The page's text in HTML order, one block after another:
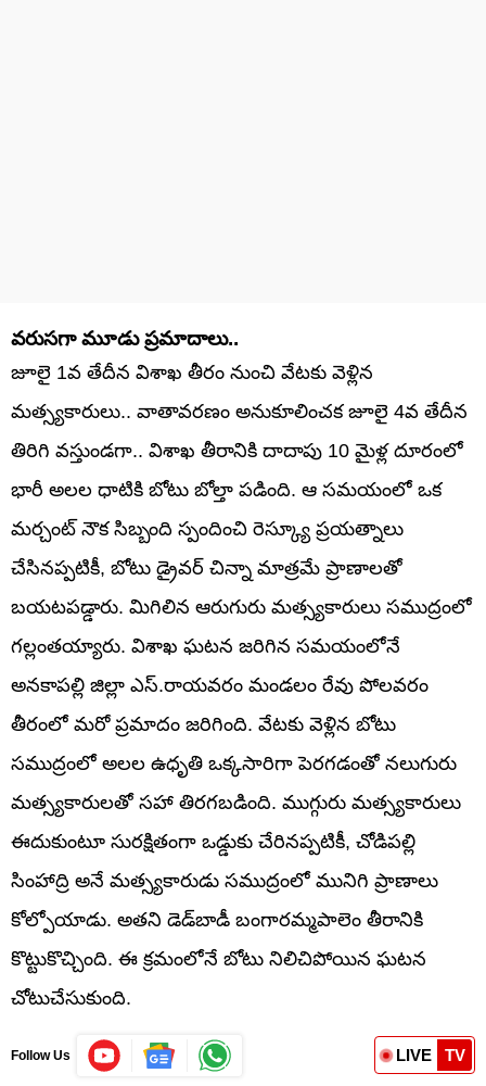
వరుసగా మూడు ప్రమాదాలు..
జూలై 1వ తేదీన విశాఖ తీరం నుంచి వేటకు వెళ్లిన
మత్స్యకారులు.. వాతావరణం అనుకూలించక జూలై 4వ తేదీన
తిరిగి వస్తుండగా.. విశాఖ తీరానికి దాదాపు 10 మైళ్ల దూరంలో
భారీ అలల ధాటికి బోటు బోల్తా పడింది. ఆ సమయంలో ఒక
మర్చంట్ నౌక సిబ్బంది స్పందించి రెస్క్యూ ప్రయత్నాలు
చేసినప్పటికీ, బోటు డ్రైవర్ చిన్నా మాత్రమే ప్రాణాలతో
బయటపడ్డారు. మిగిలిన ఆరుగురు మత్స్యకారులు సముద్రంలో
గల్లంతయ్యారు. విశాఖ ఘటన జరిగిన సమయంలోనే
అనకాపల్లి జిల్లా ఎస్.రాయవరం మండలం రేవు పోలవరం
తీరంలో మరో ప్రమాదం జరిగింది. వేటకు వెళ్లిన బోటు
సముద్రంలో అలల ఉధృతి ఒక్కసారిగా పెరగడంతో నలుగురు
మత్స్యకారులతో సహా తిరగబడింది. ముగ్గురు మత్స్యకారులు
ఈదుకుంటూ సురక్షితంగా ఒడ్డుకు చేరినప్పటికీ, చోడిపల్లి
సింహాద్రి అనే మత్స్యకారుడు సముద్రంలో మునిగి ప్రాణాలు
కోల్పోయాడు. అతని డెడ్‌బాడీ బంగారమ్మపాలెం తీరానికి
కొట్టుకొచ్చింది. ఈ క్రమంలోనే బోటు నిలిచిపోయిన ఘటన
చోటుచేసుకుంది.
Follow Us LIVE TV